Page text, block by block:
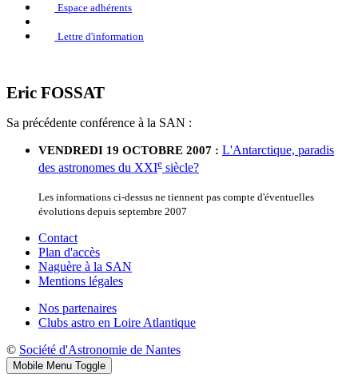
Espace adhérents
Lettre d'information
Eric FOSSAT
Sa précédente conférence à la SAN :
VENDREDI 19 OCTOBRE 2007 : L'Antarctique, paradis
des astronomes du XXIe siècle?
Les informations ci-dessus ne tiennent pas compte d'éventuelles
évolutions depuis septembre 2007
Contact
Plan d'accès
Naguère à la SAN
Mentions légales
Nos partenaires
Clubs astro en Loire Atlantique
© Société d'Astronomie de Nantes
Mobile Menu Toggle